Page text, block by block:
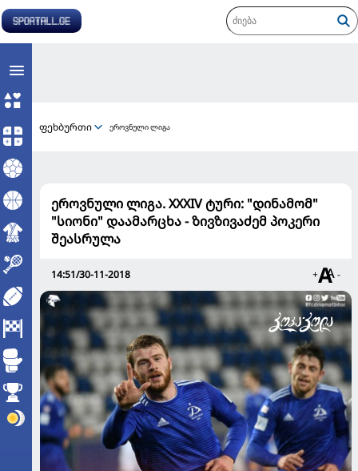
ფეხბურთი ეროვნული ლიგა
ეროვნული ლიგა. XXXIV ტური: "დინამომ"
"სიონი" დაამარცხა - ზივზივაძემ პოკერი
შეასრულა
14:51/30-11-2018 + -